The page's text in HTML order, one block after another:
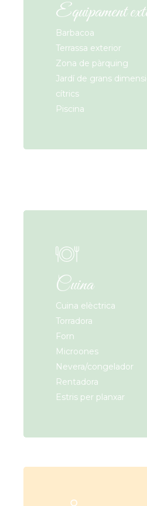
Equipament
Barbacoa
Terrassa exterior
Zona de pàrquing
Jardí de grans
cítrics
Piscina
Cuina
Cuina elèctrica
Torradora
Forn
Microones
Nevera/congelador
Rentadora
Estris per planxar